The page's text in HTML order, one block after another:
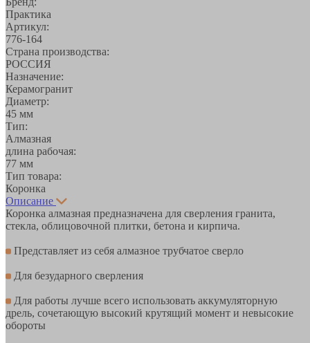
Практика
Артикул:
776-164
Страна производства:
РОССИЯ
Назначение:
Керамогранит
Диаметр:
45 мм
Тип:
Алмазная
длина рабочая:
77 мм
Тип товара:
Коронка
Описание
Коронка алмазная предназначена для сверления гранита,
стекла, облицовочной плитки, бетона и кирпича.
Представляет из себя алмазное трубчатое сверло
Для безударного сверления
Для работы лучше всего использовать аккумуляторную
дрель, сочетающую высокий крутящий момент и невысокие
обороты